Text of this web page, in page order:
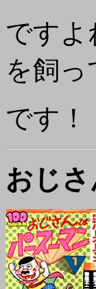
ですよ
を飼
です！
おじ